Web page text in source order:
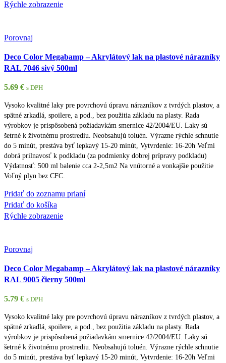
Rýchle zobrazenie
Porovnaj
Deco Color Megabamp – Akrylátový lak na plastové nárazníky
RAL 7046 sivý 500ml
5.69 € s DPH
Vysoko kvalitné laky pre povrchovú úpravu nárazníkov z tvrdých plastov, a
spätné zrkadlá, spoilere, a pod., bez použitia základu na plasty. Rada
výrobkov je prispôsobená požiadavkám smernice 42/2004/EU. Laky sú
šetrné k životnému prostrediu. Neobsahujú toluén. Výrazne rýchle schnutie
do 5 minút, prestáva byť lepkavý 15-20 minút, Vytvrdenie: 16-20h Veľmi
dobrá prilnavosť k podkladu (za podmienky dobrej prípravy podkladu)
Výdatnosť: 500 ml balenie cca 2-2,5m2 Na vnútorné a vonkajšie použitie
Voľný plyn bez CFC.
Pridať do zoznamu prianí
Pridať do košíka
Rýchle zobrazenie
Porovnaj
Deco Color Megabamp – Akrylátový lak na plastové nárazníky
RAL 9005 čierny 500ml
5.79 € s DPH
Vysoko kvalitné laky pre povrchovú úpravu nárazníkov z tvrdých plastov, a
spätné zrkadlá, spoilere, a pod., bez použitia základu na plasty. Rada
výrobkov je prispôsobená požiadavkám smernice 42/2004/EU. Laky sú
šetrné k životnému prostrediu. Neobsahujú toluén. Výrazne rýchle schnutie
do 5 minút, prestáva byť lepkavý 15-20 minút, Vytvrdenie: 16-20h Veľmi